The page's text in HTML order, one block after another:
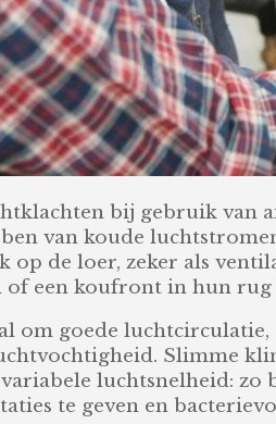
bij gebruik van
van koude
op de loer, zeker als
of een koufront in hun
om goede
Slimme
luchtsnelheid:
te geven en